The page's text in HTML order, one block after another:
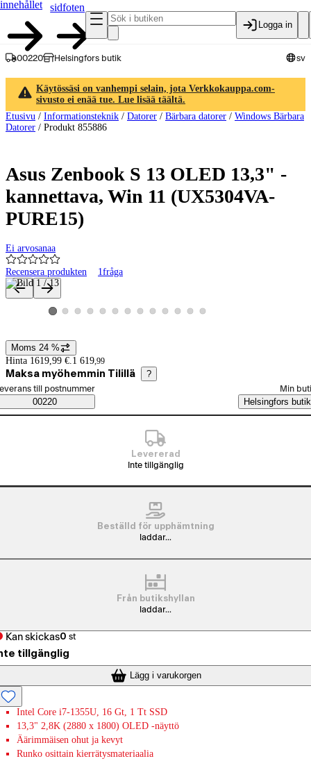
innehållet
sidfoten
Logga in
00220 Helsingfors butik sv
Käytössäsi on vanhempi selain, jota Verkkokauppa.com-
sivusto ei enää tue. Lue lisää täältä.
Etusivu / Informationsteknik / Datorer / Bärbara datorer / Windows Bärbara
Datorer / Produkt 855886
Asus Zenbook S 13 OLED 13,3" -
kannettava, Win 11 (UX5304VA-
PURE15)
Ei arvosanaa
Recensera produkten 1fråga
Produktbilder och videor
Visa produktbild 1
Visa produktbild 2
Visa produktbild 3
Visa produktbild 4
Visa produktbild 5
Visa produktbild 6
Visa produktbild 7
Visa produktbild 8
Visa produktbild 9
Visa produktbild 10
Visa produktbild 11
Visa produktbild 12
Visa produktbild 13
Prisinformation
Moms 24 %
Hinta 1619,99 €. 1 619,99
Maksa myöhemmin Tilillä ?
Saatavuustiedot
beställningssätt
till postnummer
00220
Min
Helsingfors butik
Levererad
Inte tillgänglig
Beställd för upphämtning
laddar...
Från butikshyllan
laddar...
Kan skickas0 st
tillgänglig
Lägg i varukorgen
Intel Core i7-1355U, 16 Gt, 1 Tt SSD
13,3" 2,8K (2880 x 1800) OLED -näyttö
Äärimmäisen ohut ja kevyt
Runko osittain kierrätysmateriaalia